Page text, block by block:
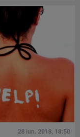
28 iun. 2018, 18:50